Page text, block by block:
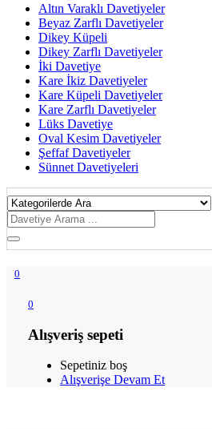
Altın Varaklı Davetiyeler
Beyaz Zarflı Davetiyeler
Dikey Küpeli
Dikey Zarflı Davetiyeler
İki Davetiye
Kare İkiz Davetiyeler
Kare Küpeli Davetiyeler
Kare Zarflı Davetiyeler
Lüks Davetiye
Oval Kesim Davetiyeler
Şeffaf Davetiyeler
Sünnet Davetiyeleri
0
0
Alışveriş sepeti
Sepetiniz boş
Alışverişe Devam Et